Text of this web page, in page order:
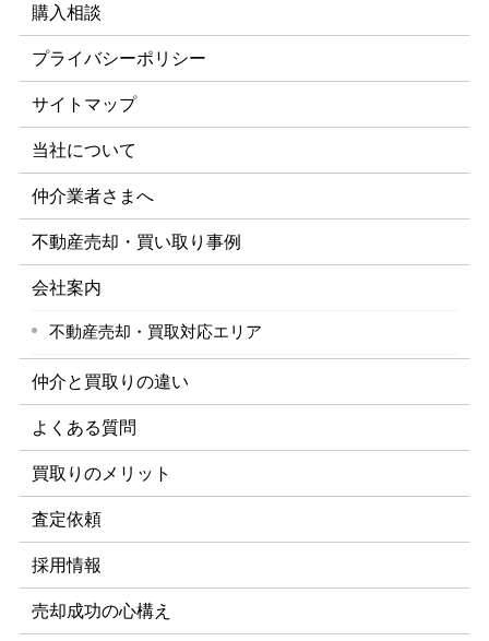
購入相談
プライバシーポリシー
サイトマップ
当社について
仲介業者さまへ
不動産売却・買い取り事例
会社案内
不動産売却・買取対応エリア
仲介と買取りの違い
よくある質問
買取りのメリット
査定依頼
採用情報
売却成功の心構え